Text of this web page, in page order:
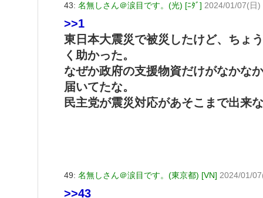
43: 名無しさん＠涙目です。(光) [ﾆﾀﾞ] 2024/01/07(日
>>1
東日本大震災で被災したけど、ちょ
く助かった。
なぜか政府の支援物資だけがなかな
届いてたな。
民主党が震災対応があそこまで出来
49: 名無しさん＠涙目です。(東京都) [VN] 2024/01/
>>43